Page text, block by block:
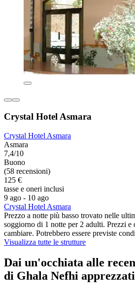
Crystal Hotel Asmara
Crystal Hotel Asmara
Asmara
7,4/10
Buono
(58 recensioni)
125 €
tasse e oneri inclusi
9 ago - 10 ago
Crystal Hotel Asmara
Prezzo a notte più basso trovato nelle
soggiorno di 1 notte per 2 adulti. Prezzi e
cambiare. Potrebbero essere previste
Visualizza tutte le strutture
Dai un'occhiata alle
di Ghala Nefhi